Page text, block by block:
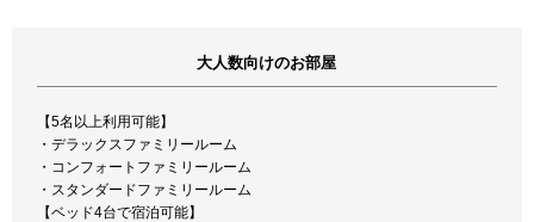
大人数向けのお部屋
【5名以上利用可能】
・デラックスファミリールーム
・コンフォートファミリールーム
・スタンダードファミリールーム
【ベッド4台で宿泊可能】